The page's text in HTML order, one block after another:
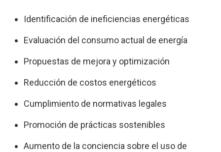
Identificación de ineficiencias energéticas
Evaluación del consumo actual de energía
Propuestas de mejora y optimización
Reducción de costos energéticos
Cumplimiento de normativas legales
Promoción de prácticas sostenibles
Aumento de la conciencia sobre el uso de